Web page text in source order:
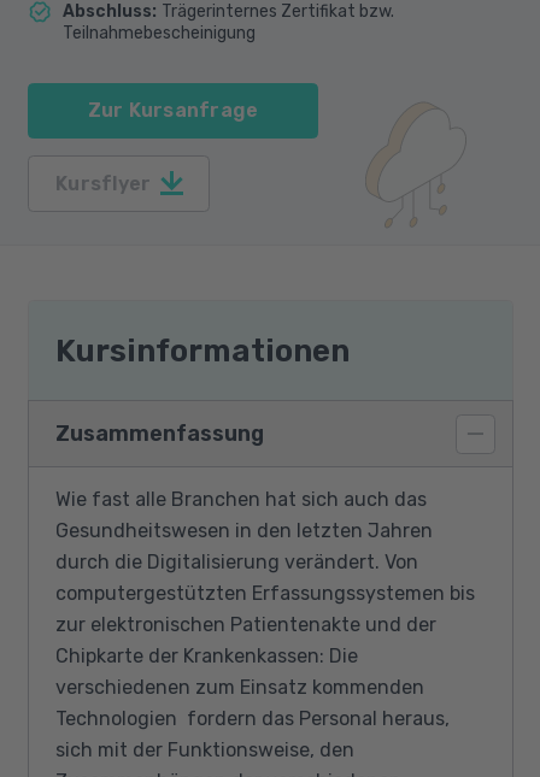
Abschluss: Trägerinternes Zertifikat bzw.
Teilnahmebescheinigung
Zur Kursanfrage
Kursflyer
Kursinformationen
Zusammenfassung
Wie fast alle Branchen hat sich auch das
Gesundheitswesen in den letzten Jahren
durch die Digitalisierung verändert. Von
computergestützten Erfassungssystemen bis
zur elektronischen Patientenakte und der
Chipkarte der Krankenkassen: Die
verschiedenen zum Einsatz kommenden
Technologien fordern das Personal heraus,
sich mit der Funktionsweise, den